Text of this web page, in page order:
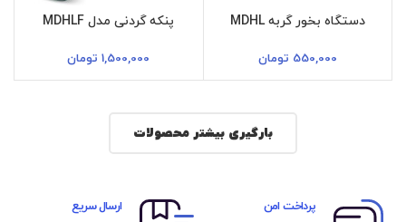
دستگاه بخور گربه MDHL
550,000 تومان
پنکه گردنی مدل MDHLF
1,500,000 تومان
بارگیری بیشتر محصولات
پرداخت امن ارسال سریع